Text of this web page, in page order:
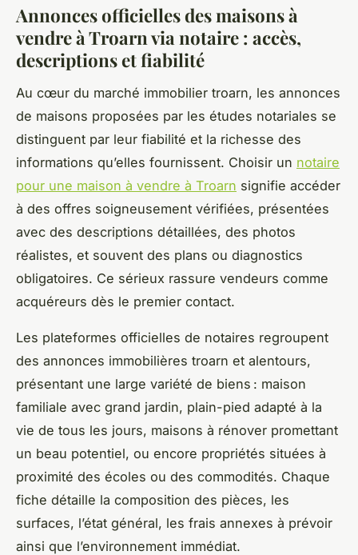
Annonces officielles des maisons à
vendre à Troarn via notaire : accès,
descriptions et fiabilité
Au cœur du marché immobilier troarn, les annonces
de maisons proposées par les études notariales se
distinguent par leur fiabilité et la richesse des
informations qu’elles fournissent. Choisir un notaire
pour une maison à vendre à Troarn signifie accéder
à des offres soigneusement vérifiées, présentées
avec des descriptions détaillées, des photos
réalistes, et souvent des plans ou diagnostics
obligatoires. Ce sérieux rassure vendeurs comme
acquéreurs dès le premier contact.
Les plateformes officielles de notaires regroupent
des annonces immobilières troarn et alentours,
présentant une large variété de biens : maison
familiale avec grand jardin, plain-pied adapté à la
vie de tous les jours, maisons à rénover promettant
un beau potentiel, ou encore propriétés situées à
proximité des écoles ou des commodités. Chaque
fiche détaille la composition des pièces, les
surfaces, l’état général, les frais annexes à prévoir
ainsi que l’environnement immédiat.